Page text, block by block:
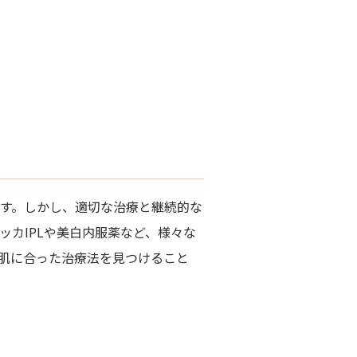
。しかし、適切な治療と継続的な
カIPLや美白内服薬など、様々な
に合った治療法を見つけること